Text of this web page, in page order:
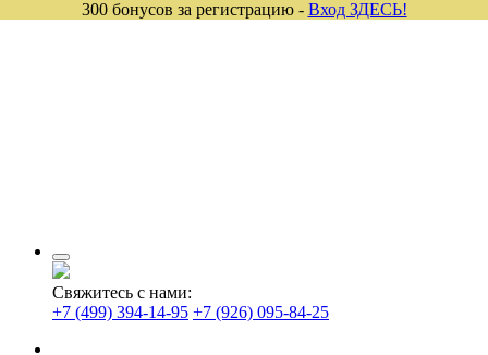
Свяжитесь с нами:
+7 (499) 394-14-95 +7 (926) 095-84-25
300 бонусов за регистрацию - Вход ЗДЕСЬ!